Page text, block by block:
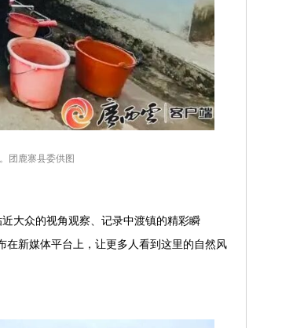
团鹿寨县委供图
大众的视角观察、记录中渡镇的精彩瞬
在新媒体平台上，让更多人看到这里的自然风